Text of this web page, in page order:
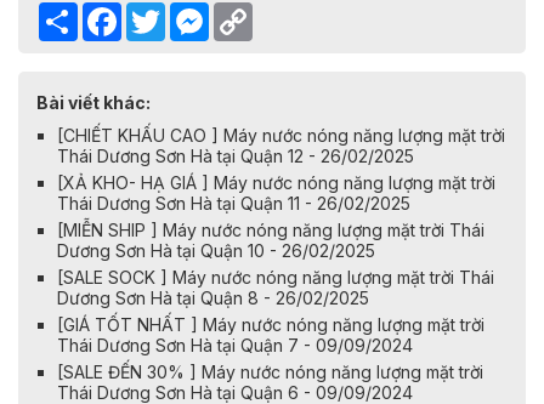
Share Facebook
TwitterMessenger
Bài viết khác:
[CHIẾT KHẤU CAO ] Máy nước nóng năng lượng mặt trời
Thái Dương Sơn Hà tại Quận 12 - 26/02/2025
[XẢ KHO- HẠ GIÁ ] Máy nước nóng năng lượng mặt trời
Thái Dương Sơn Hà tại Quận 11 - 26/02/2025
[MIỄN SHIP ] Máy nước nóng năng lượng mặt trời Thái
Dương Sơn Hà tại Quận 10 - 26/02/2025
[SALE SOCK ] Máy nước nóng năng lượng mặt trời Thái
Dương Sơn Hà tại Quận 8 - 26/02/2025
[GIÁ TỐT NHẤT ] Máy nước nóng năng lượng mặt trời
Thái Dương Sơn Hà tại Quận 7 - 09/09/2024
[SALE ĐẾN 30% ] Máy nước nóng năng lượng mặt trời
Thái Dương Sơn Hà tại Quận 6 - 09/09/2024